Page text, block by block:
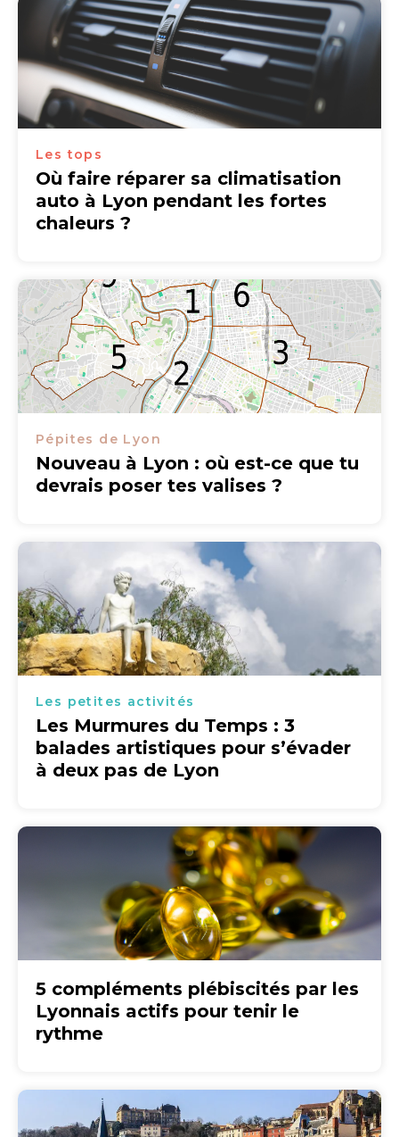
Les tops
Où faire réparer sa climatisation
auto à Lyon pendant les fortes
chaleurs ?
Pépites de Lyon
Nouveau à Lyon : où est-ce que tu
devrais poser tes valises ?
Les petites activités
Les Murmures du Temps : 3
balades artistiques pour s’évader
à deux pas de Lyon
5 compléments plébiscités par les
Lyonnais actifs pour tenir le
rythme